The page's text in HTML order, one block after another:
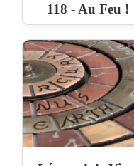
118 - Au Feu !